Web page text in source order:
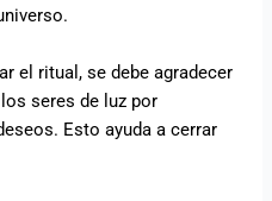
el ritual, se debe agradecer
seres de luz por
Esto ayuda a cerrar